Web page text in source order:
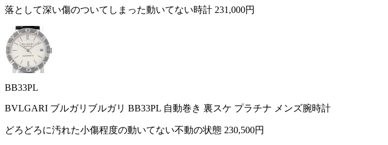
落として深い傷のついてしまった動いてない時計 231,000円
BB33PL
BVLGARI ブルガリブルガリ BB33PL 自動巻き 裏スケ プラチナ メンズ腕時計
どろどろに汚れた小傷程度の動いてない不動の状態 230,500円